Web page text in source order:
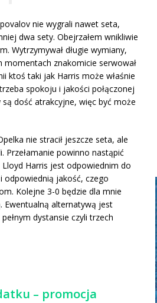
nie wygrali nawet seta,
dwa sety. Obejrzałem wnikliwie
Wytrzymywał długie wymiany,
momentach znakomicie serwował
ktoś taki jak Harris może właśnie
spokoju i jakości połączonej
dość atrakcyjne, więc być może
nie stracił jeszcze seta, ale
Przełamanie powinno nastąpić
Harris jest odpowiednim do
jakość, czego
Kolejne 3-0 będzie dla mnie
Ewentualną alternatywą jest
dystansie czyli trzech
– promocja